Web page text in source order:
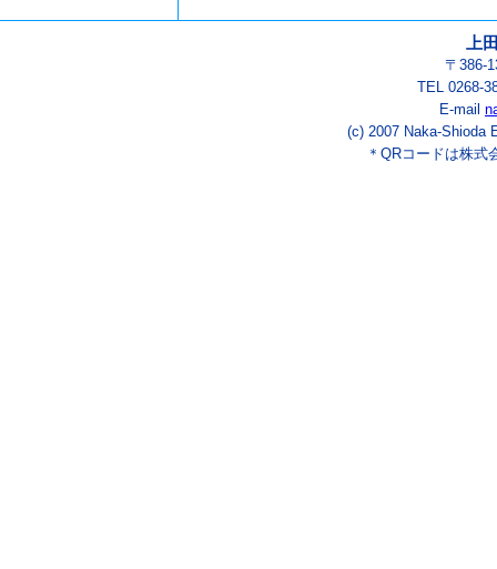
上
〒386-
TEL 0268-
E-mail
(c) 2007 Naka-Shioda
＊QRコードは株式